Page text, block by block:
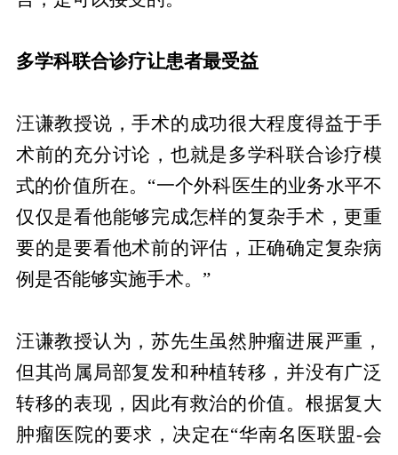
多学科联合诊疗让患者最受益
汪谦教授说，手术的成功很大程度得益于手
术前的充分讨论，也就是多学科联合诊疗模
式的价值所在。“一个外科医生的业务水平不
仅仅是看他能够完成怎样的复杂手术，更重
要的是要看他术前的评估，正确确定复杂病
例是否能够实施手术。”
汪谦教授认为，苏先生虽然肿瘤进展严重，
但其尚属局部复发和种植转移，并没有广泛
转移的表现，因此有救治的价值。根据复大
肿瘤医院的要求，决定在“华南名医联盟-会